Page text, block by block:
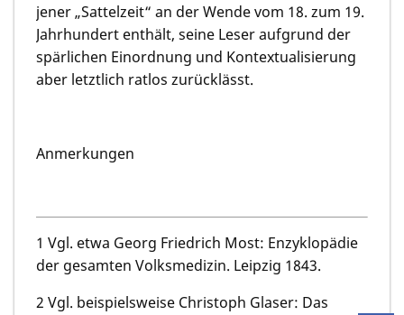
jener „Sattelzeit“ an der Wende vom 18. zum 19.
Jahrhundert enthält, seine Leser aufgrund der
spärlichen Einordnung und Kontextualisierung
aber letztlich ratlos zurücklässt.
Anmerkungen
1 Vgl. etwa Georg Friedrich Most: Enzyklopädie
der gesamten Volksmedizin. Leipzig 1843.
2 Vgl. beispielsweise Christoph Glaser: Das